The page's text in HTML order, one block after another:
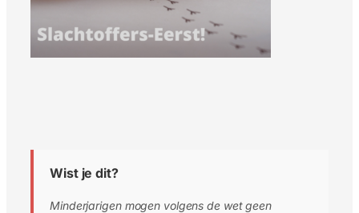
Wist je dit?
Minderjarigen mogen volgens de wet geen